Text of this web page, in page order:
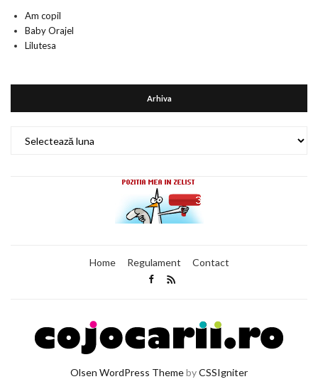
Am copil
Baby Orajel
Lilutesa
Arhiva
Home Regulament Contact
Olsen WordPress ThemebyCSSIgniter